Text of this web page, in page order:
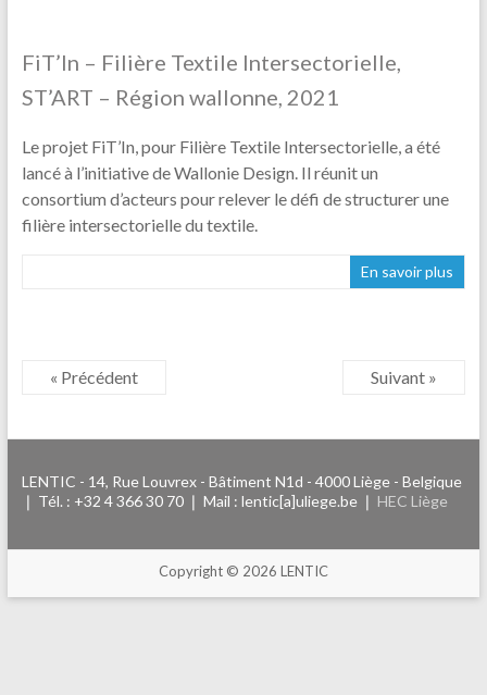
FiT’In – Filière Textile Intersectorielle,
ST’ART – Région wallonne, 2021
Le projet FiT’In, pour Filière Textile Intersectorielle, a été
lancé à l’initiative de Wallonie Design. Il réunit un
consortium d’acteurs pour relever le défi de structurer une
filière intersectorielle du textile.
En savoir plus
« Précédent Suivant »
LENTIC - 14, Rue Louvrex - Bâtiment N1d - 4000 Liège - Belgique
❘ Tél. : +32 4 366 30 70 ❘ Mail : lentic[a]uliege.be ❘ HEC Liège
Copyright © 2026 LENTIC